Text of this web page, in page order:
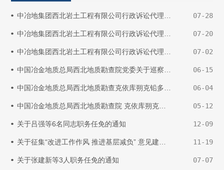
07-28
07-20
07-02
06-15
06-04
05-12
关于吕强等6名同志职务任免的通知 12-09
11-19
关于张建新等3人职务任免的通知 07-07